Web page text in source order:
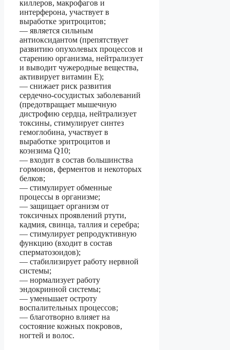
киллеров, макрофагов и
интерферона, участвует в
выработке эритроцитов;
— является сильным
антиоксидантом (препятствует
развитию опухолевых процессов и
старению организма, нейтрализует
и выводит чужеродные вещества,
активирует витамин Е);
— снижает риск развития
сердечно-сосудистых заболеваний
(предотвращает мышечную
дистрофию сердца, нейтрализует
токсины, стимулирует синтез
гемоглобина, участвует в
выработке эритроцитов и
коэнзима Q10;
— входит в состав большинства
гормонов, ферментов и некоторых
белков;
— стимулирует обменные
процессы в организме;
— защищает организм от
токсичных проявлений ртути,
кадмия, свинца, таллия и серебра;
— стимулирует репродуктивную
функцию (входит в состав
сперматозоидов);
— стабилизирует работу нервной
системы;
— нормализует работу
эндокринной системы;
— уменьшает остроту
воспалительных процессов;
— благотворно влияет на
состояние кожных покровов,
ногтей и волос.